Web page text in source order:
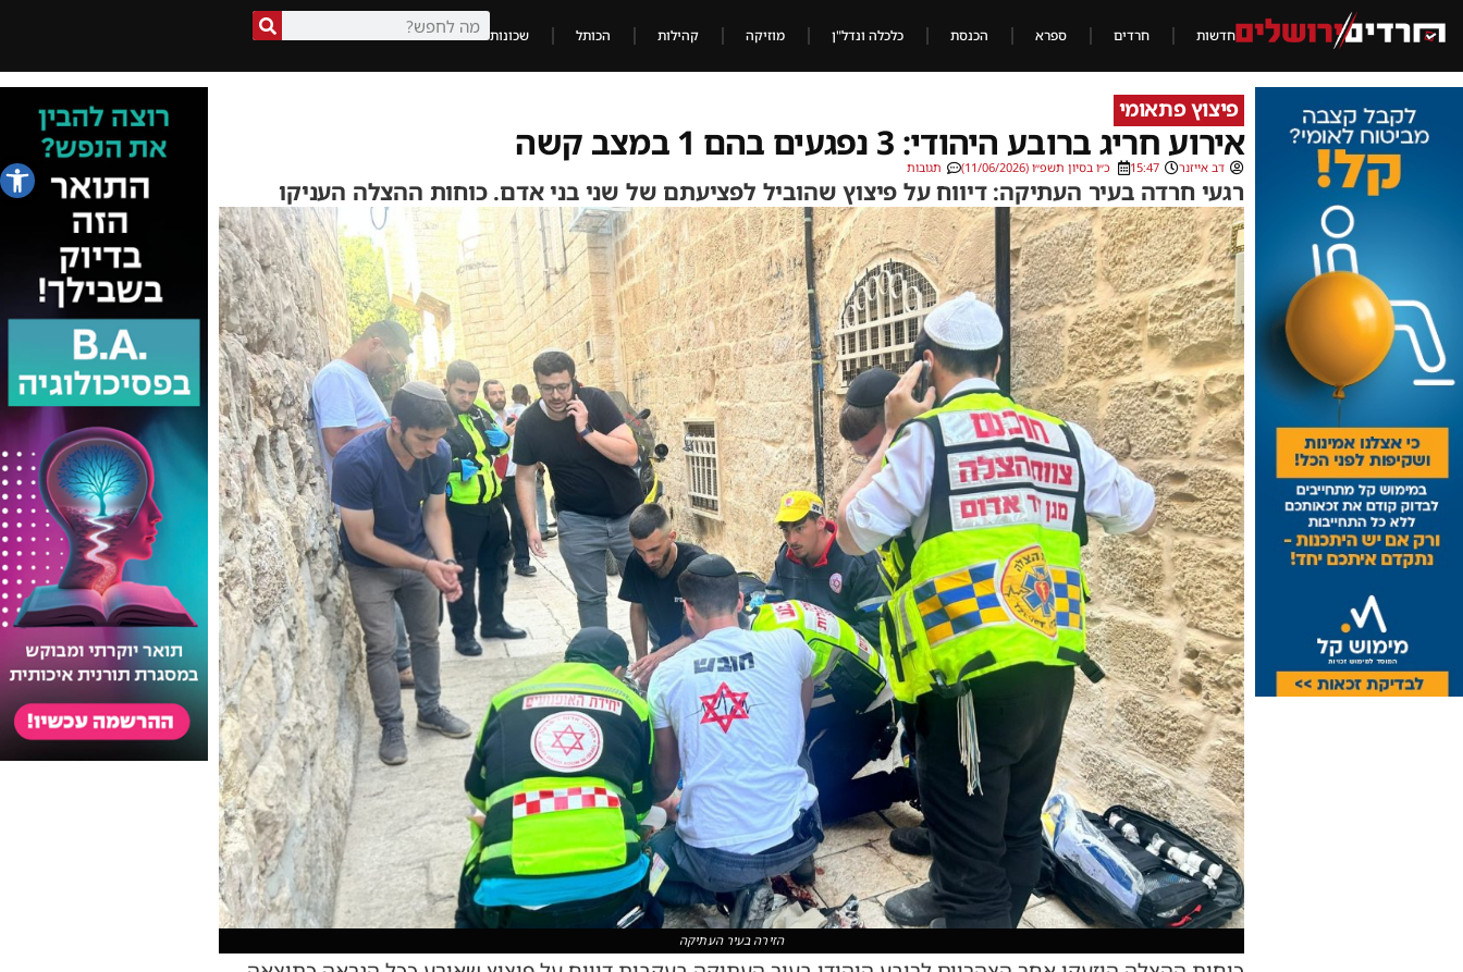
פתח
חדשות חרדים ספרא הכנסת כלכלה ונדל"ן מוזיקה קהילות הכותל שכונות
פיצוץ פתאומי
אירוע חריג ברובע היהודי: 3 נפגעים בהם 1 במצב קשה
דב אייזנר 15:47 כ״ו בסיון תשפ״ו (11/06/2026) תגובות
רגעי חרדה בעיר העתיקה: דיווח על פיצוץ שהוביל לפציעתם של שני בני אדם. כוחות ההצלה העניקו
הזירה בעיר העתיקה